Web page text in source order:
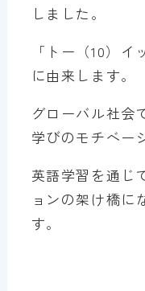
しました。
「トー（10）
に由来します。
グローバル社会
学びのモチベー
英語学習を通じ
ョンの架け橋に
す。